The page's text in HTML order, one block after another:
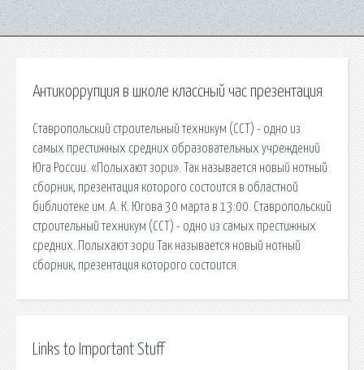
Антикоррупция в школе классный час презентация
Ставропольский строительный техникум (ССТ) - одно из
самых престижных средних образовательных учреждений
Юга России. «Полыхают зори». Так называется новый нотный
сборник, презентация которого состоится в областной
библиотеке им. А. К. Югова 30 марта в 13:00. Ставропольский
строительный техникум (ССТ) - одно из самых престижных
средних. Полыхают зори Так называется новый нотный
сборник, презентация которого состоится.
Links to Important Stuff